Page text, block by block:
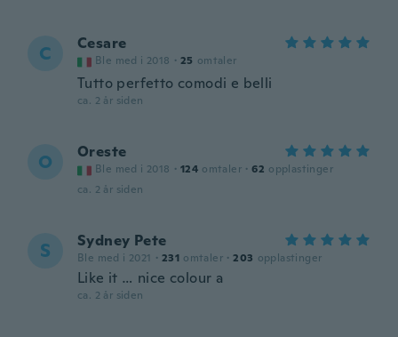
C Cesare
Ble med i 2018 · 25 omtaler
Tutto perfetto comodi e belli
ca. 2 år siden
O Oreste
Ble med i 2018 · 124 omtaler · 62 opplastinger
ca. 2 år siden
S Sydney Pete
Ble med i 2021 · 231 omtaler · 203 opplastinger
Like it … nice colour a
ca. 2 år siden